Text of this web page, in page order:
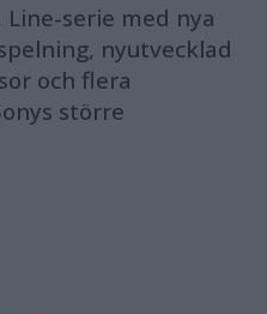
serie med nya
nyutvecklad
och flera
större